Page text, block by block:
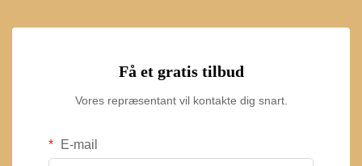
Få et gratis tilbud
Vores repræsentant vil kontakte dig snart.
E-mail